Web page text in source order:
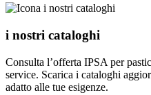
i nostri cataloghi
Consulta l’offerta IPSA per
service. Scarica i cataloghi
adatto alle tue esigenze.